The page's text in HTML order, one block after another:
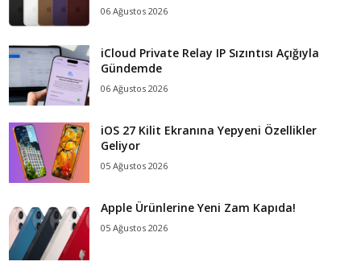
06 Ağustos 2026
iCloud Private Relay IP Sızıntısı Açığıyla
Gündemde
06 Ağustos 2026
iOS 27 Kilit Ekranına Yepyeni Özellikler
Geliyor
05 Ağustos 2026
Apple Ürünlerine Yeni Zam Kapıda!
05 Ağustos 2026